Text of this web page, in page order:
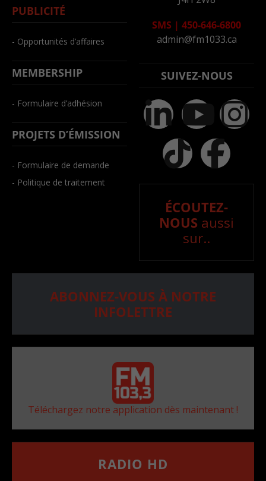
PUBLICITÉ
- Opportunités d’affaires
MEMBERSHIP
- Formulaire d’adhésion
PROJETS D’ÉMISSION
- Formulaire de demande
- Politique de traitement
SMS | 450-646-6800
admin@fm1033.ca
SUIVEZ-NOUS
ÉCOUTEZ-
NOUS aussi
sur..
ABONNEZ-VOUS À NOTRE
INFOLETTRE
Téléchargez notre application dès maintenant !
RADIO HD